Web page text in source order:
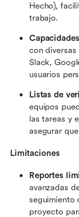
Hecho),
trabajo.
con
Slack,
usuarios
Listas de
equipos
las tareas y
asegurar
Limitaciones
Reportes
avanzadas
seguimiento
proyecto